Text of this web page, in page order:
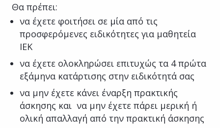
Θα πρέπει:
να έχετε φοιτήσει σε μία από τις
προσφερόμενες ειδικότητες για μαθητεία
ΙΕΚ
να έχετε ολοκληρώσει επιτυχώς τα 4 πρώτα
εξάμηνα κατάρτισης στην ειδικότητά σας
να μην έχετε κάνει έναρξη πρακτικής
άσκησης και να μην έχετε πάρει μερική ή
ολική απαλλαγή από την πρακτική άσκησης